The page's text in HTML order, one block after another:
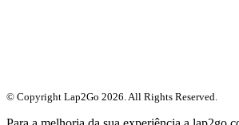
© Copyright Lap2Go 2026 . All Rights Reserved.